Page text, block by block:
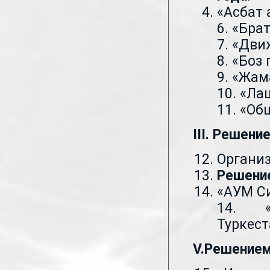
«Асбат
6.
7.
8. «Боз
9.
10.
11.
III.
«АУМ
14.